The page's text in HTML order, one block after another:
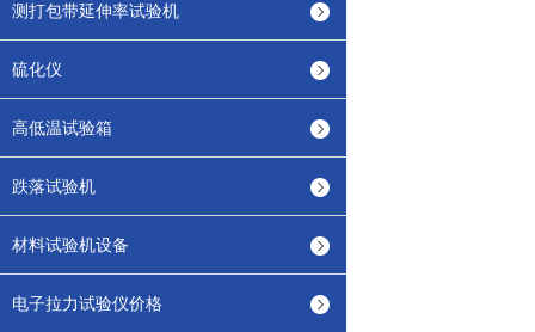
测打包带延伸率试验机
硫化仪
高低温试验箱
跌落试验机
材料试验机设备
电子拉力试验仪价格